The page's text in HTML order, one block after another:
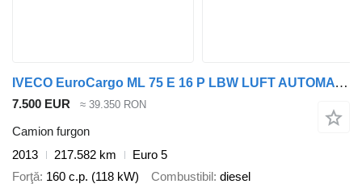
IVECO EuroCargo ML 75 E 16 P LBW LUFT AUTOMATIK COC EU
7.500 EUR ≈ 39.350 RON
Camion furgon
2013
217.582 km
Euro 5
Forţă 160 c.p. (118 kW) Combustibil diesel